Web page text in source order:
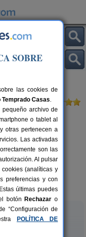
30+5 pers.
desde26 €
SOBRE
las cookies de
Temprado Casas.
archivo de
o tablet al
otras pertenecen a
Las activadas
son las
Al pulsar
(analíticas y
preferencias y con
últimas puedes
botón Rechazar o
“Configuración de
POLÍTICA DE